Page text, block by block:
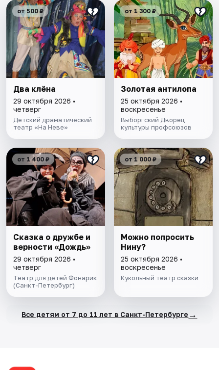
от 500 ₽
Два клёна
29 октября 2026 •
четверг
Детский драматический
театр «На Неве»
от 1 300 ₽
Золотая антилопа
25 октября 2026 •
воскресенье
Выборгский Дворец
культуры профсоюзов
от 1 400 ₽
Сказка о дружбе и
верности «Дождь»
29 октября 2026 •
четверг
Театр для детей Фонарик
(Санкт-Петербург)
от 1 000 ₽
Можно попросить
Нину?
25 октября 2026 •
воскресенье
Кукольный театр сказки
Все детям от 7 до 11 лет в Санкт-Петербурге →